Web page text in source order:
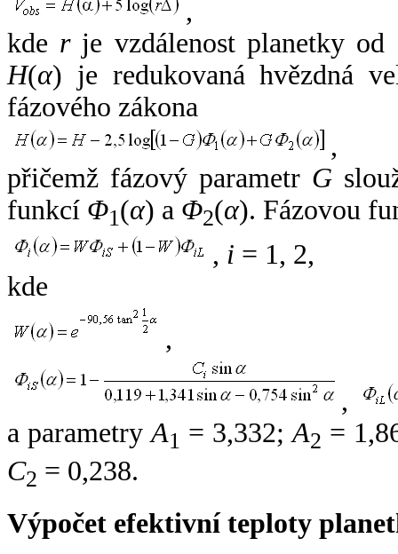
,
kde rje vzdálenost planetky od
H(α) je redukovaná hvězdná
fázového zákona
,
přičemž fázový parametr G
funkcí Φ1(α) a Φ2(α). Fázovou
, i = 1, 2,
kde
,
,
a parametryA1 = 3,332;A2 =
C2 = 0,238.
Výpočet efektivní teploty